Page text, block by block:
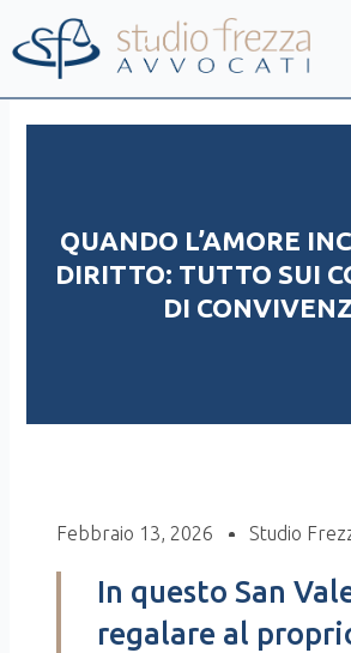
contenuto
QUANDO L’AMORE
DIRITTO: TUTTO SUI
DI
Febbraio 13, 2026 Studio
In questo San
regalare al